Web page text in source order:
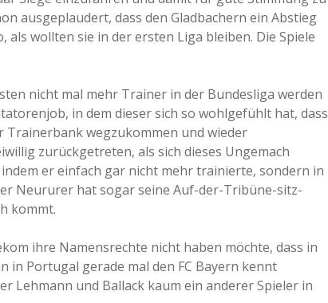
ausgeplaudert, dass den Gladbachern ein Abstieg
wollten sie in der ersten Liga bleiben. Die Spiele
nicht mal mehr Trainer in der Bundesliga werden
in dem dieser sich so wohlgefühlt hat, dass
Trainerbank wegzukommen und wieder
zurückgetreten, als sich dieses Ungemach
er einfach gar nicht mehr trainierte, sondern in
Neururer hat sogar seine Auf-der-Tribüne-sitz-
kommt.
ihre Namensrechte nicht haben möchte, dass in
in Portugal gerade mal den FC Bayern kennt
Lehmann und Ballack kaum ein anderer Spieler in